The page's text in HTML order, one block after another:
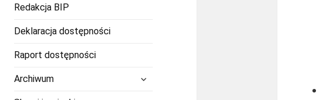
Redakcja BIP
Deklaracja dostępności
Raport dostępności
Archiwum